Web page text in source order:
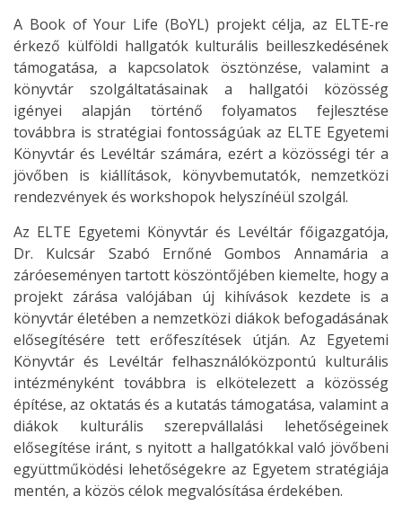
A Book of Your Life (BoYL) projekt célja, az ELTE-re
érkező külföldi hallgatók kulturális beilleszkedésének
támogatása, a kapcsolatok ösztönzése, valamint a
könyvtár szolgáltatásainak a hallgatói közösség
igényei alapján történő folyamatos fejlesztése
továbbra is stratégiai fontosságúak az ELTE Egyetemi
Könyvtár és Levéltár számára, ezért a közösségi tér a
jövőben is kiállítások, könyvbemutatók, nemzetközi
rendezvények és workshopok helyszínéül szolgál.
Az ELTE Egyetemi Könyvtár és Levéltár főigazgatója,
Dr. Kulcsár Szabó Ernőné Gombos Annamária a
záróeseményen tartott köszöntőjében kiemelte, hogy a
projekt zárása valójában új kihívások kezdete is a
könyvtár életében a nemzetközi diákok befogadásának
elősegítésére tett erőfeszítések útján. Az Egyetemi
Könyvtár és Levéltár felhasználóközpontú kulturális
intézményként továbbra is elkötelezett a közösség
építése, az oktatás és a kutatás támogatása, valamint a
diákok kulturális szerepvállalási lehetőségeinek
elősegítése iránt, s nyitott a hallgatókkal való jövőbeni
együttműködési lehetőségekre az Egyetem stratégiája
mentén, a közös célok megvalósítása érdekében.